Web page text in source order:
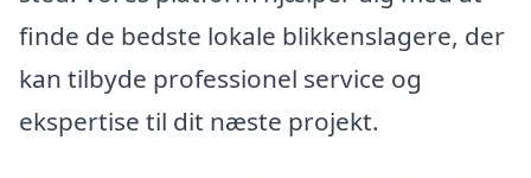
finde de bedste lokale blikkenslagere, der
kan tilbyde professionel service og
ekspertise til dit næste projekt.